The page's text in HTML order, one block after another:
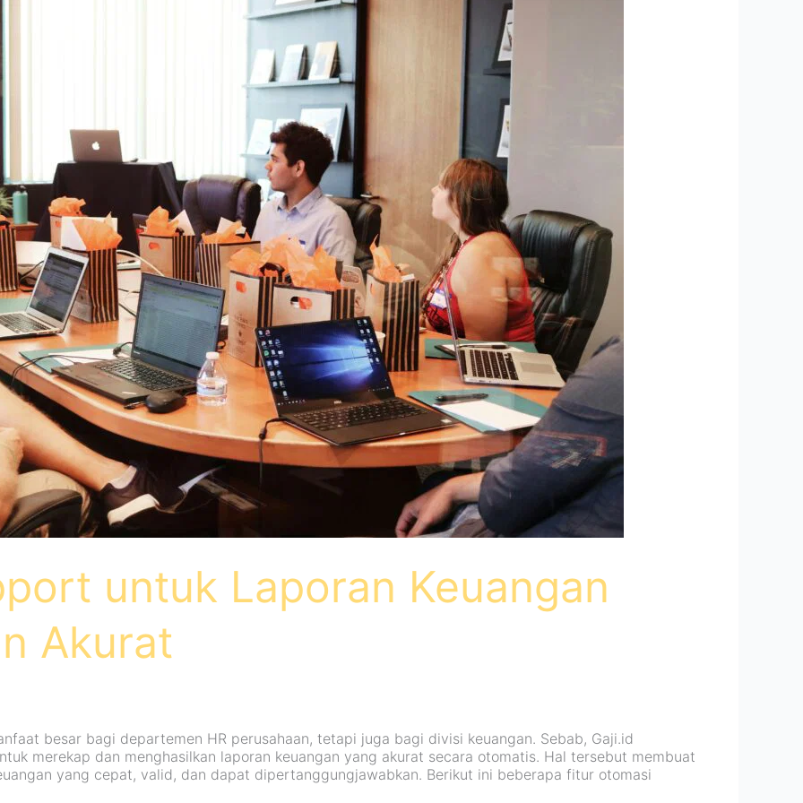
untuk Laporan Keuangan
Akurat
besar bagi departemen HR perusahaan, tetapi juga bagi divisi keuangan. Sebab, Gaji.id
merekap dan menghasilkan laporan keuangan yang akurat secara otomatis. Hal tersebut membuat
yang cepat, valid, dan dapat dipertanggungjawabkan. Berikut ini beberapa fitur otomasi